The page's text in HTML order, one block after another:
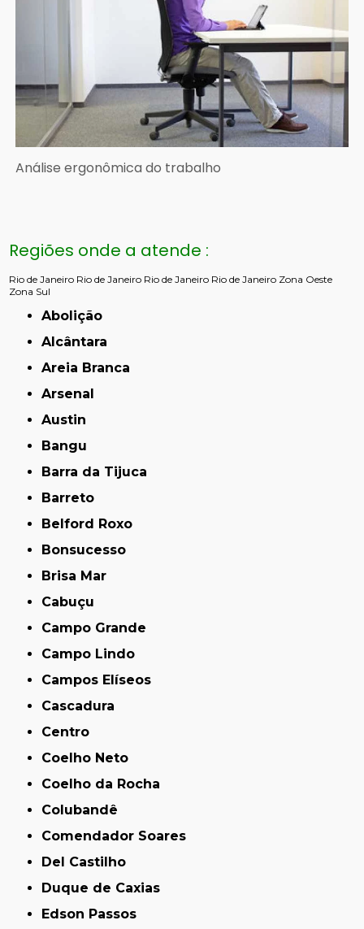
Análise ergonômica do trabalho
Regiões onde a atende :
Rio de Janeiro Rio de Janeiro Rio de Janeiro Rio de Janeiro Zona Oeste
Zona Sul
Abolição
Alcântara
Areia Branca
Arsenal
Austin
Bangu
Barra da Tijuca
Barreto
Belford Roxo
Bonsucesso
Brisa Mar
Cabuçu
Campo Grande
Campo Lindo
Campos Elíseos
Cascadura
Centro
Coelho Neto
Coelho da Rocha
Colubandê
Comendador Soares
Del Castilho
Duque de Caxias
Edson Passos